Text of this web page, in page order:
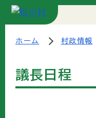
ホーム 村政情報
議長日程